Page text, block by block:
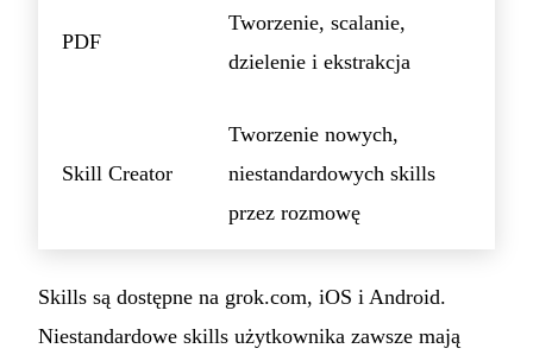
PDF
Tworzenie, scalanie,
dzielenie i ekstrakcja
Skill Creator
Tworzenie nowych,
niestandardowych skills
przez rozmowę
Skills są dostępne na grok.com, iOS i Android.
Niestandardowe skills użytkownika zawsze mają